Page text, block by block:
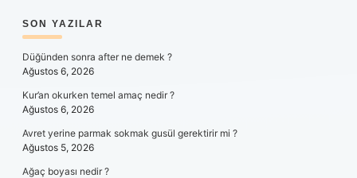
SIDEBAR
SON YAZILAR
Düğünden sonra after ne demek ?
Ağustos 6, 2026
Kur’an okurken temel amaç nedir ?
Ağustos 6, 2026
Avret yerine parmak sokmak gusül gerektirir mi ?
Ağustos 5, 2026
Ağaç boyası nedir ?